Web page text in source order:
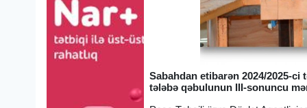
Sabahdan etibarən 2024/2025-
tələbə qəbulunun III-sonuncu